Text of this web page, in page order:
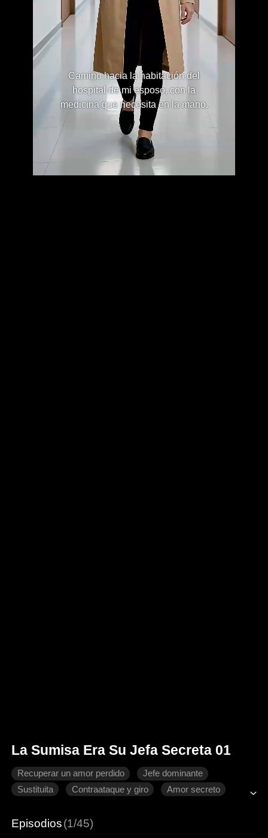
Camino hacia la habitación del
hospital de mi esposo, con la
medicina que necesita en la mano.
La Sumisa Era Su Jefa Secreta 01
Recuperar un amor perdido
Jefe dominante
Sustituita
Contraataque y giro Amor secreto
Episodios(1/45)